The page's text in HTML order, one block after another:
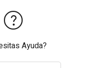
Ayuda?